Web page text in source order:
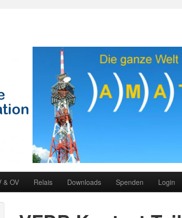
& OV Relais Downloads Spenden Login